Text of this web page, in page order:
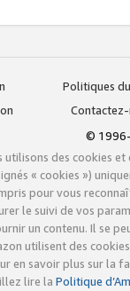
Politiques
© 1996-
utilisons des cookies
« cookies »)
pour vous
le suivi de vos
un contenu. Il se
utilisent des
en savoir plus sur la
lire la Politique